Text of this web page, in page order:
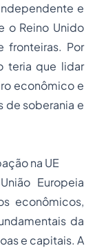
e
o Reino Unido
fronteiras. Por
teria que lidar
econômico e
de soberania e
na UE
Europeia
econômicos,
da
e capitais. A